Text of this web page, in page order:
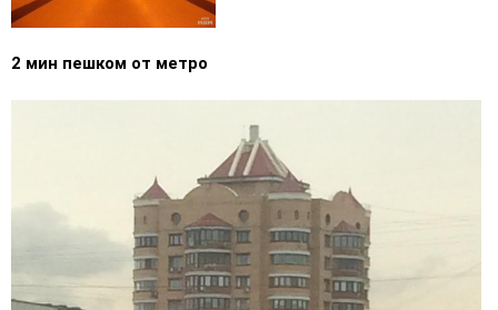
2 мин пешком от метро